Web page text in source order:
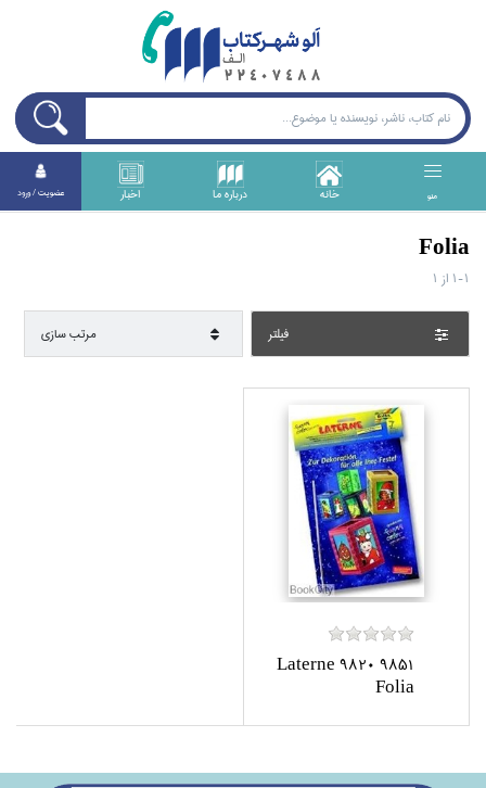
منو خانه درباره ما اخبار عضويت / ورود
Folia
1-1 از 1
فيلتر مرتب سازي
Laterne 9820 9851
Folia